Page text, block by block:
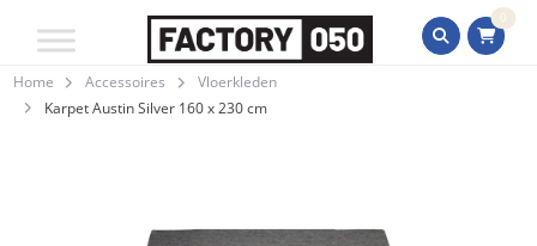
0
Home Accessoires
Vloerkleden
Karpet Austin Silver 160 x 230 cm